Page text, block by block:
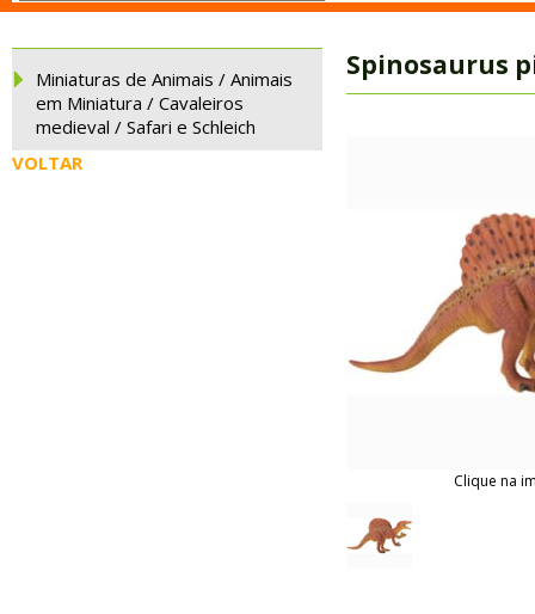
Miniaturas de Animais / Animais
em Miniatura / Cavaleiros
medieval / Safari e Schleich
VOLTAR
Spinosaurus
Clique na